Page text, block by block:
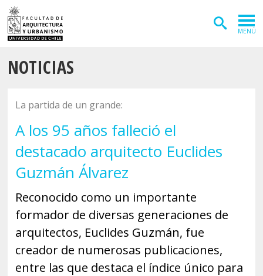
MENÚ
INVESTIGACIÓN
EXTENSIÓN
DEPARTAMENTOS
Arquitectura
Diseño
Geografía
INSTITUTOS
Vivienda
Historia y Patrimonio
Estudiantes Funcionarios
NOTICIAS
La partida de un grande:
A los 95 años falleció el
destacado arquitecto Euclides
Guzmán Álvarez
Reconocido como un importante
formador de diversas generaciones de
arquitectos, Euclides Guzmán, fue
creador de numerosas publicaciones,
entre las que destaca el índice único para